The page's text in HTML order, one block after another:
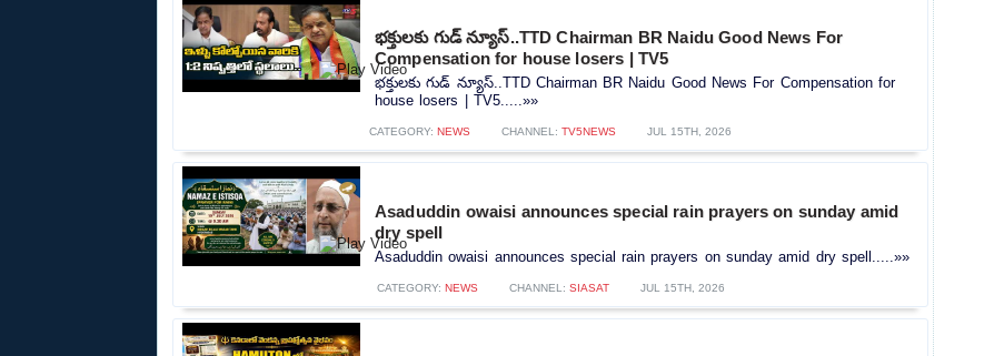
భక్తులకు గుడ్ న్యూస్..TTD Chairman BR Naidu Good News For
Compensation for house losers | TV5
భక్తులకు గుడ్ న్యూస్..TTD Chairman BR Naidu Good News For Compensation for
house losers | TV5.....»»
CATEGORY: NEWS CHANNEL: TV5NEWS JUL 15TH, 2026
Asaduddin owaisi announces special rain prayers on sunday amid
dry spell
Asaduddin owaisi announces special rain prayers on sunday amid dry spell.....»»
CATEGORY: NEWS CHANNEL: SIASAT JUL 15TH, 2026